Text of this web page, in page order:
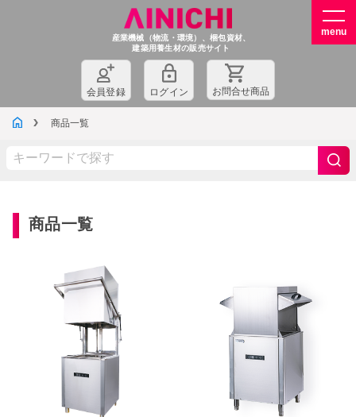
産業機械（物流・環境）、梱包資材、
建築用養生材の販売サイト
会員登録 ログイン お問合せ商品
商品一覧
商品一覧